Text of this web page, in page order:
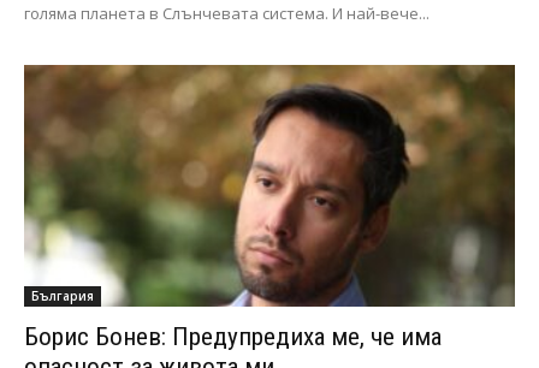
голяма планета в Слънчевата система. И най-вече...
България
Борис Бонев: Предупредиха ме, че има